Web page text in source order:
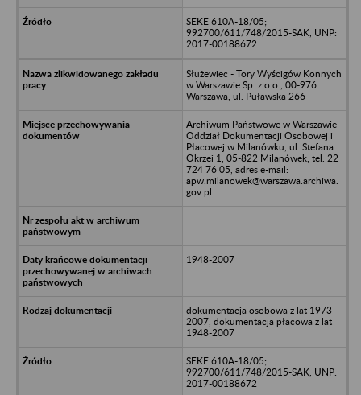
SEKE 610A-18/05;
992700/611/748/2015-SAK, UNP:
2017-00188672
Służewiec - Tory Wyścigów Konnych
w Warszawie Sp. z o.o., 00-976
Warszawa, ul. Puławska 266
Archiwum Państwowe w Warszawie
Oddział Dokumentacji Osobowej i
Płacowej w Milanówku, ul. Stefana
Okrzei 1, 05-822 Milanówek, tel. 22
724 76 05, adres e-mail:
apw.milanowek@warszawa.archiwa.
gov.pl
1948-2007
dokumentacja osobowa z lat 1973-
2007, dokumentacja płacowa z lat
1948-2007
SEKE 610A-18/05;
992700/611/748/2015-SAK, UNP:
2017-00188672